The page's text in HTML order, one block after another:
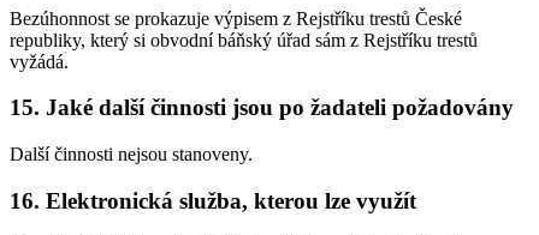
Bezúhonnost se prokazuje výpisem z Rejstříku trestů České
republiky, který si obvodní báňský úřad sám z Rejstříku trestů
vyžádá.
15. Jaké další činnosti jsou po žadateli požadovány
Další činnosti nejsou stanoveny.
16. Elektronická služba, kterou lze využít